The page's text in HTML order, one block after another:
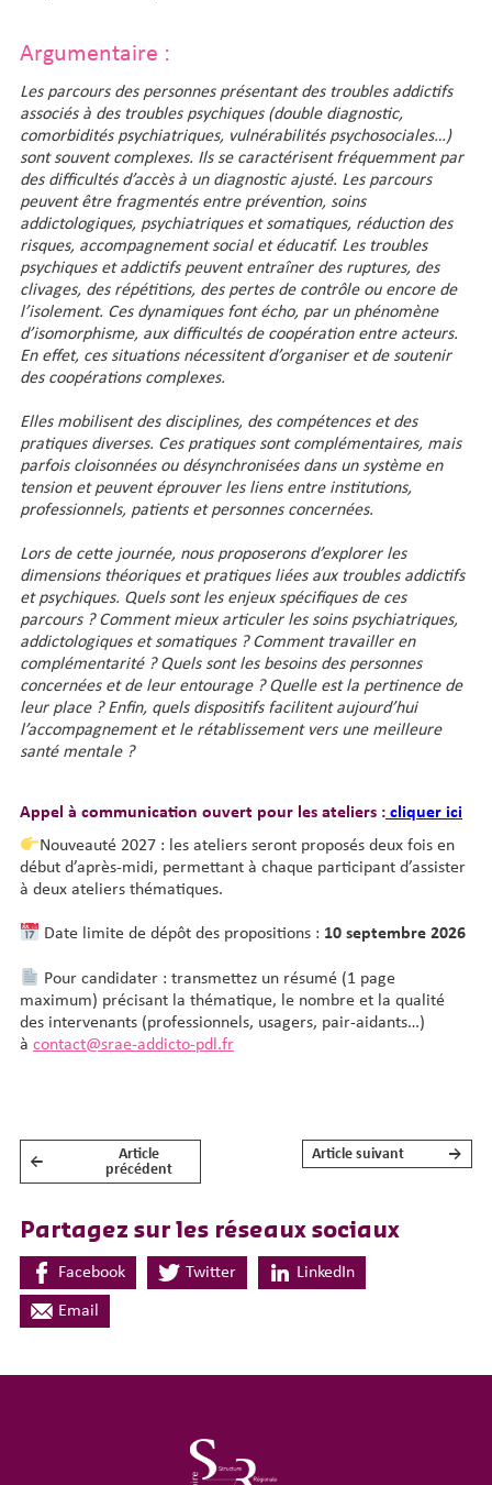
Argumentaire :
Les parcours des personnes présentant des troubles addictifs
associés à des troubles psychiques (double diagnostic,
comorbidités psychiatriques, vulnérabilités psychosociales…)
sont souvent complexes. Ils se caractérisentfréquemment par
des difficultés d’accès à un diagnostic ajusté. Les parcours
peuvent être fragmentés entre prévention, soins
addictologiques, psychiatriques et somatiques, réduction des
risques, accompagnement social etéducatif. Les troubles
psychiques et addictifs peuvent entraîner des ruptures, des
clivages, des répétitions, des pertes de contrôle ou encore de
l’isolement. Ces dynamiques font écho, par un phénomène
d’isomorphisme, aux difficultés de coopération entre acteurs.
En effet, ces situations nécessitent d’organiser et de soutenir
des coopérations complexes.
Elles mobilisent des disciplines, des compétences et des
pratiques diverses. Ces pratiques sont complémentaires, mais
parfois cloisonnées ou désynchronisées dans un système en
tension et peuvent éprouver les liens entre institutions,
professionnels, patients et personnes concernées.
Lors de cette journée, nous proposerons d’explorer les
dimensions théoriques et pratiques liées aux troubles addictifs
et psychiques. Quels sont les enjeux spécifiques de ces
parcours ? Comment mieux articuler les soins psychiatriques,
addictologiques et somatiques ? Comment travailler en
complémentarité ? Quels sont les besoins des personnes
concernées et de leur entourage ? Quelle est la pertinence de
leur place ? Enfin, quels dispositifs facilitent aujourd’hui
l’accompagnement et le rétablissement vers une meilleure
santé mentale ?
Appel à communication ouvert pour les ateliers : cliquer ici
Nouveauté 2027 : les ateliers seront proposés deux fois en
début d’après-midi, permettant à chaque participant d’assister
à deux ateliers thématiques.
Date limite de dépôt des propositions : 10 septembre 2026
Pour candidater : transmettez un résumé (1 page
maximum) précisant la thématique, le nombre et la qualité
des intervenants (professionnels, usagers, pair-aidants…)
à contact@srae-addicto-pdl.fr
NAVIGATION DE L’ARTICLE
←
Article
précédent
Article suivant →
Partagez sur les réseaux sociaux
Facebook Twitter LinkedIn
Email